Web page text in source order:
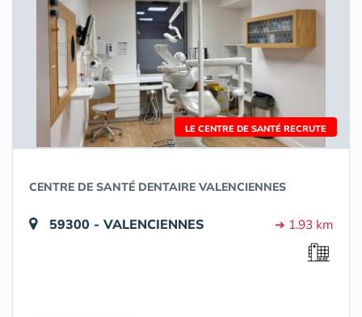
LE CENTRE DE SANTÉ RECRUTE
CENTRE DE SANTÉ DENTAIRE VALENCIENNES
59300 - VALENCIENNES ➔ 1.93 km